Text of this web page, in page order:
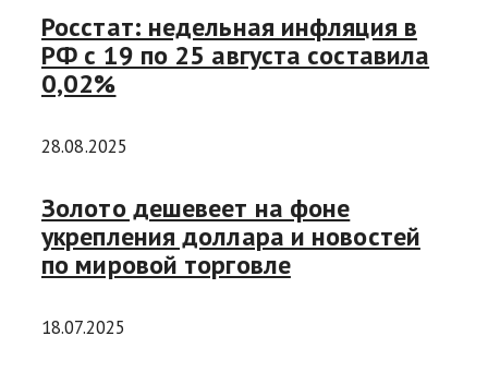
Росстат: недельная инфляция в
РФ с 19 по 25 августа составила
0,02%
28.08.2025
Золото дешевеет на фоне
укрепления доллара и новостей
по мировой торговле
18.07.2025